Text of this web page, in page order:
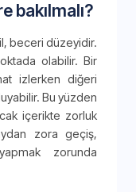
bakılmalı?
beceri düzeyidir.
olabilir. Bir
izlerken diğeri
Bu yüzden
içerikte zorluk
zora geçiş,
zorunda